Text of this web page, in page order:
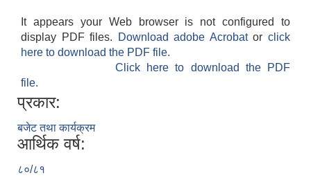
It appears your Web browser is not configured to
display PDF files.
Download adobe Acrobatorclick
here to download the PDF file.
Click here to download the PDF
file.
प्रकार:
बजेट तथा कार्यक्रम
आर्थिक वर्ष:
८०/८१